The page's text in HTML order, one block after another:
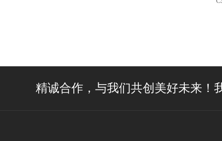
精诚合作，与我们共创美好未来！